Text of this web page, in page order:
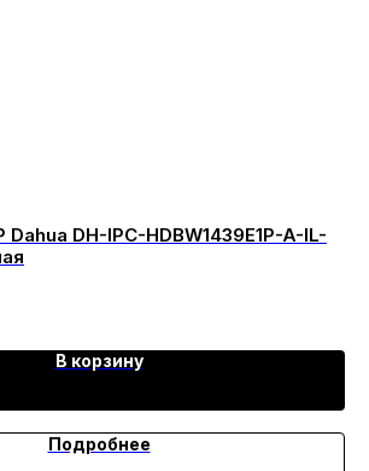
DH-IPC-HDBW1439E1P-A-IL-
В корзину
Подробнее